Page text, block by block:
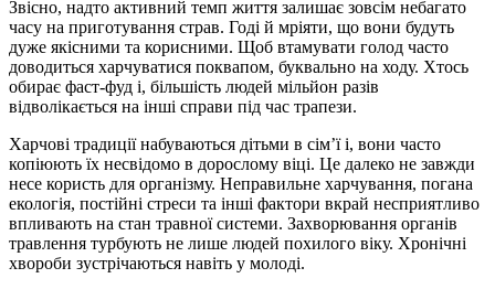
Звісно, надто активний темп життя залишає зовсім небагато
часу на приготування страв. Годі й мріяти, що вони будуть
дуже якісними та корисними. Щоб втамувати голод часто
доводиться харчуватися поквапом, буквально на ходу. Хтось
обирає фаст-фуд і, більшість людей мільйон разів
відволікається на інші справи під час трапези.
Харчові традиції набуваються дітьми в сім’ї і, вони часто
копіюють їх несвідомо в дорослому віці. Це далеко не завжди
несе користь для організму. Неправильне харчування, погана
екологія, постійні стреси та інші фактори вкрай несприятливо
впливають на стан травної системи. Захворювання органів
травлення турбують не лише людей похилого віку. Хронічні
хвороби зустрічаються навіть у молоді.